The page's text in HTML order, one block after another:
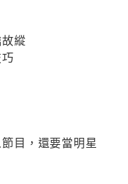
縱
目，還要當明星